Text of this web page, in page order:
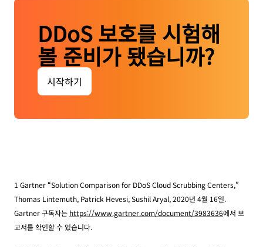
DDoS 보호를 시험해
볼 준비가 됐습니까?
시작하기
1 Gartner “Solution Comparison for DDoS Cloud Scrubbing Centers,”
Thomas Lintemuth, Patrick Hevesi, Sushil Aryal, 2020년 4월 16일.
Gartner 구독자는 https://www.gartner.com/document/3983636에서 보
고서를 확인할 수 있습니다.